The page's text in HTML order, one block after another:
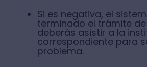
Si es negativa, el
terminado el trámite
deberás asistir a la
correspondiente para
problema.